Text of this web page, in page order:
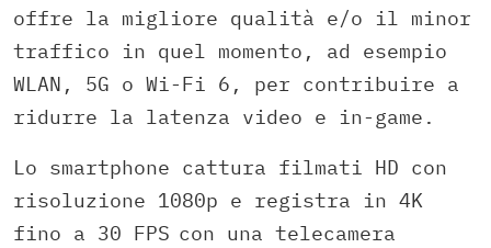
offre la migliore qualità e/o il minor
traffico in quel momento, ad esempio
WLAN, 5G o Wi-Fi 6, per contribuire a
ridurre la latenza video e in-game.
Lo smartphone cattura filmati HD con
risoluzione 1080p e registra in 4K
fino a 30 FPS con una telecamera